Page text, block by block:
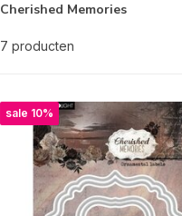
Cherished Memories
7 producten
sale 10%